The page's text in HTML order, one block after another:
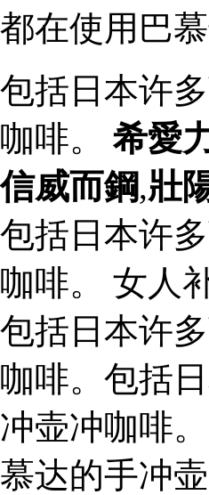
都在使用巴
包括日本许
咖啡。 希愛
信威而鋼,壯
包括日本许
咖啡。 女人
包括日本许
咖啡。包括
冲壶冲咖啡
慕达的手冲